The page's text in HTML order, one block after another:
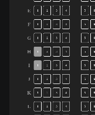
E
F
G
H
I
J
K
L
2 3 4 5 6
1 2 3 4 5 6
2 3 4 5 6
1 2 3 4 5 6
2 3 5 6
1 2 3 4 5 6
1 2 3 4 5 6
1 2 3 4 5 6